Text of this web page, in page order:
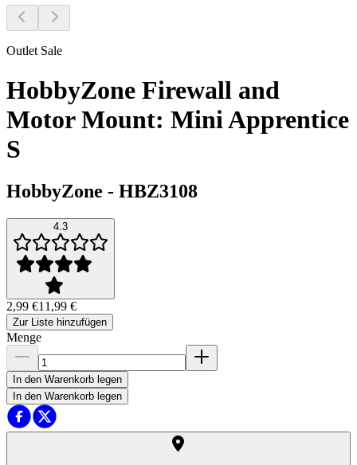
Outlet Sale
HobbyZone Firewall and
Motor Mount: Mini Apprentice
S
HobbyZone - HBZ3108
4.3
2,99 €11,99 €
Zur Liste hinzufügen
Menge
In den Warenkorb legen
In den Warenkorb legen